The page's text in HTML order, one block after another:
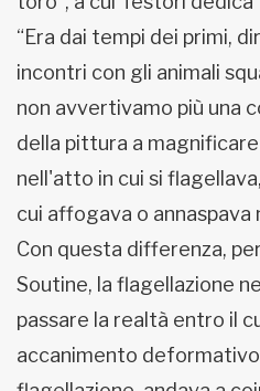
“Era dai tempi dei primi,
incontri con gli animali
non avvertivamo più una
della pittura a
nell'atto in cui si
cui affogava o
Con questa differenza,
Soutine, la flagellazione
passare la realtà entro il
accanimento